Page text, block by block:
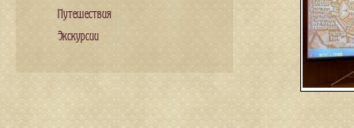
Путешествия
Экскурсии